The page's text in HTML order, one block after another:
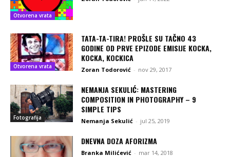
Otvorena vrata
Otvorena vrata
TATA-TA-TIRA! PROŠLE SU TAČNO 43
GODINE OD PRVE EPIZODE EMISIJE KOCKA,
KOCKA, KOCKICA
Zoran Todorović - nov 29, 2017
Fotografija
NEMANJA SEKULIĆ: MASTERING
COMPOSITION IN PHOTOGRAPHY – 9
SIMPLE TIPS
Nemanja Sekulić - jul 25, 2019
DNEVNA DOZA AFORIZMA
Branka Milićević - mar 14, 2018